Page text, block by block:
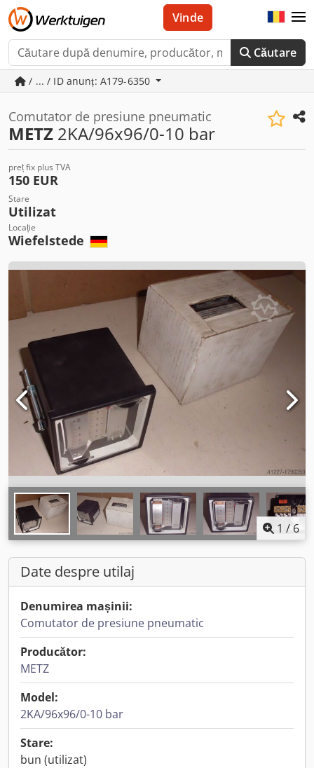
Căutare
Vinde
/ ... / ID anunț: A179-6350
Comutator de presiune pneumatic
METZ 2KA/96x96/0-10 bar
preț fix plus TVA
150 EUR
Stare
Utilizat
Locație
Wiefelstede
1 / 6
Date despre utilaj
Denumirea mașinii:
Comutator de presiune pneumatic
Producător:
METZ
Model:
2KA/96x96/0-10 bar
Stare:
bun (utilizat)